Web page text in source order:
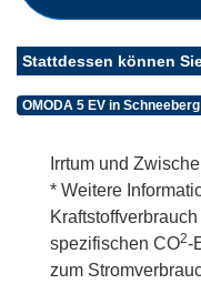
Stattdessen können
OMODA 5 EV in
Irrtum und
* Weitere
spezifischen CO2-
zum